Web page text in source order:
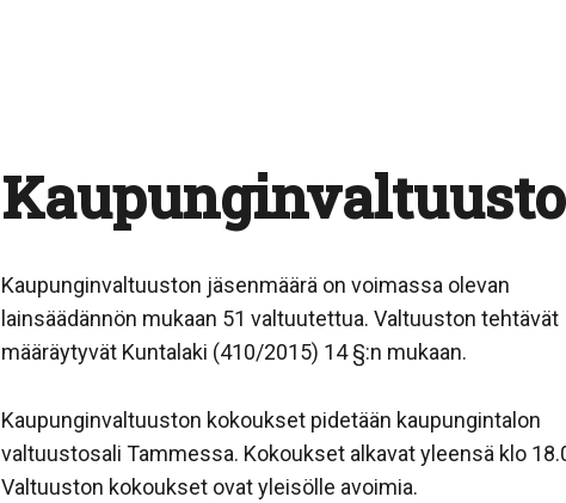
Kaupunginvaltuusto
Kaupunginvaltuuston jäsenmäärä on voimassa olevan
lainsäädännön mukaan 51 valtuutettua. Valtuuston tehtävät
määräytyvät Kuntalaki (410/2015) 14 §:n mukaan.
Kaupunginvaltuuston kokoukset pidetään kaupungintalon
valtuustosali Tammessa. Kokoukset alkavat yleensä klo
Valtuuston kokoukset ovat yleisölle avoimia.